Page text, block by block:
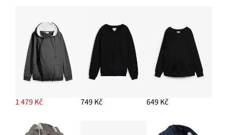
1 479 Kč 749 Kč 649 Kč